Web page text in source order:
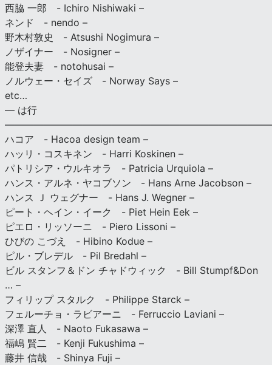
西脇 一郎 - Ichiro Nishiwaki –
ネンド - nendo –
野木村敦史 - Atsushi Nogimura –
ノザイナー - Nosigner –
能登夫妻 - notohusai –
ノルウェー・セイズ - Norway Says –
etc…
— は行
ハコア - Hacoa design team –
ハッリ・コスキネン - Harri Koskinen –
パトリシア・ウルキオラ - Patricia Urquiola –
ハンス・アルネ・ヤコブソン - Hans Arne Jacobson –
ハンス Ｊ ウェグナー - Hans J. Wegner –
ピート・ヘイン・イーク - Piet Hein Eek –
ピエロ・リッソーニ - Piero Lissoni –
ひびの こづえ - Hibino Kodue –
ピル・ブレデル - Pil Bredahl –
ビル スタンフ＆ドン チャドウィック - Bill Stumpf&Don
… –
フィリップ スタルク - Philippe Starck –
フェルーチョ・ラビアーニ - Ferruccio Laviani –
深澤 直人 - Naoto Fukasawa –
福嶋 賢二 - Kenji Fukushima –
藤井 信哉 - Shinya Fuji –